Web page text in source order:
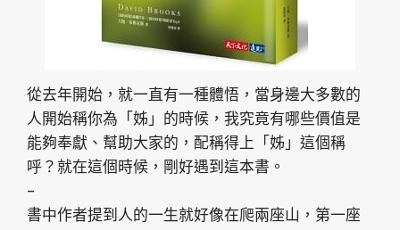
從去年開始，就一直有一種體悟，當身邊大多數的
人開始稱你為「姊」的時候，我究竟有哪些價值是
能夠奉獻、幫助大家的，配稱得上「姊」這個稱
呼？就在這個時候，剛好遇到這本書。
–
書中作者提到人的一生就好像在爬兩座山，第一座